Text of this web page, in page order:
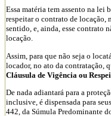
Essa matéria tem assento na
respeitar o contrato de locação,
sentido, e, ainda, esse contrato
locação.
Assim, para que não seja o
locador, no ato da contratação,
Cláusula de Vigência ou
De nada adiantará para a
inclusive, é dispensada para
442, da Súmula Predominante